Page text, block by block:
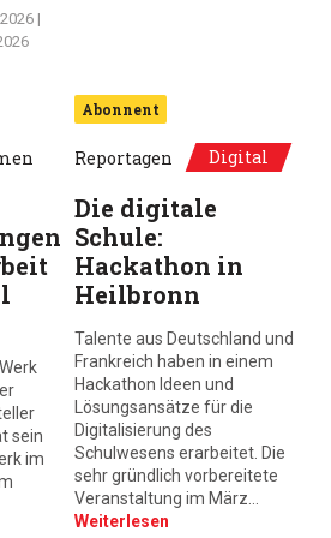
|
sein
im
Abonnent
Reportagen Digital
Die digitale
Schule:
Hackathon in
Heilbronn
Talente aus Deutschland und
Frankreich haben in einem
Hackathon Ideen und
Lösungsansätze für die
Digitalisierung des
Schulwesens erarbeitet. Die
sehr gründlich vorbereitete
Veranstaltung im März…
Weiterlesen